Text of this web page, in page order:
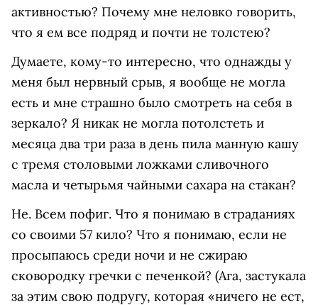
активностью? Почему мне неловко говорить,
что я ем все подряд и почти не толстею?
Думаете, кому-то интересно, что однажды у
меня был нервный срыв, я вообще не могла
есть и мне страшно было смотреть на себя в
зеркало? Я никак не могла потолстеть и
месяца два три раза в день пила манную кашу
с тремя столовыми ложками сливочного
масла и четырьмя чайными сахара на стакан?
Не. Всем пофиг. Что я понимаю в страданиях
со своими 57 кило? Что я понимаю, если не
просыпаюсь среди ночи и не сжираю
сковородку гречки с печенкой? (Ага, застукала
за этим свою подругу, которая «ничего не ест,